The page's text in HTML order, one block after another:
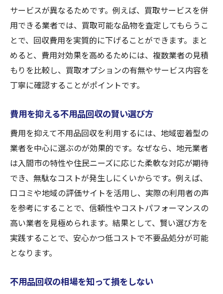
サービスが異なるためです。例えば、買取サービスを併
用できる業者では、買取可能な品物を査定してもらうこ
とで、回収費用を実質的に下げることができます。まと
めると、費用対効果を高めるためには、複数業者の見積
もりを比較し、買取オプションの有無やサービス内容を
丁寧に確認することがポイントです。
費用を抑える不用品回収の賢い選び方
費用を抑えて不用品回収を利用するには、地域密着型の
業者を中心に選ぶのが効果的です。なぜなら、地元業者
は入間市の特性や住民ニーズに応じた柔軟な対応が期待
でき、無駄なコストが発生しにくいからです。例えば、
口コミや地域の評価サイトを活用し、実際の利用者の声
を参考にすることで、信頼性やコストパフォーマンスの
高い業者を見極められます。結果として、賢い選び方を
実践することで、安心かつ低コストで不要品処分が可能
となります。
不用品回収の相場を知って損をしない